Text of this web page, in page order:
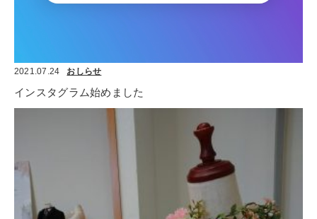
2021.07.24 おしらせ
インスタグラム始めました